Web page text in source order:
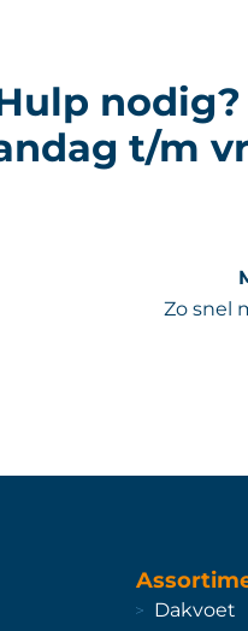
t/m
Zo snel
Dakvoet